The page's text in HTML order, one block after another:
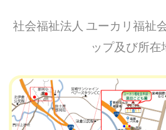
社会福祉法人 ユーカリ福祉
ップ及び所在